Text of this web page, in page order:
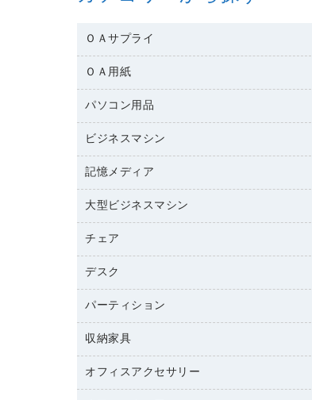
ＯＡサプライ
互換インクカートリッジ
リサイクルトナー（リターン方式）
リサイクルトナー（プール方式）
リサイクルインクカートリッジ
ファクシミリトナー
トナーカートリッジ
コピートナー
ＯＡ用紙
名刺用紙
ワープロ用紙
ラベル用紙
プロッター用紙
ハガキ用紙
その他コピー用紙・プリンタ用紙
コピー用紙
パソコン用品
パソコン周辺機器
マウスパッド
マウス
パソコンバッグ／収納用品
ネットワーク／ＬＡＮ機器
ネットワーク／ＬＡＮアクセサリー
セキュリティ用品
ビジネスマシン
電話機
レーザープリンタ／複合機
メモリーカード
プロジェクタ
ファクシミリ
デジタルカメラ
スキャナー
コピー機
記憶メディア
ブルーレイディスク
ＣＤ－ＲＷ
ＣＤ－Ｒ
メディア収納用品
大型ビジネスマシン
プリンタ
チェア
応接イス・ベンチ
オフィスチェア
デスク
ミーティングテーブル
デスク
カウンター
パーティション
ホワイトボード・黒板
収納家具
保管庫・書庫
オフィスアクセサリー